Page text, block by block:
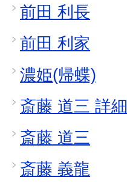
前田 利長
前田 利家
濃姫(帰蝶)
斎藤 道三 詳細
斎藤 道三
斎藤 義龍